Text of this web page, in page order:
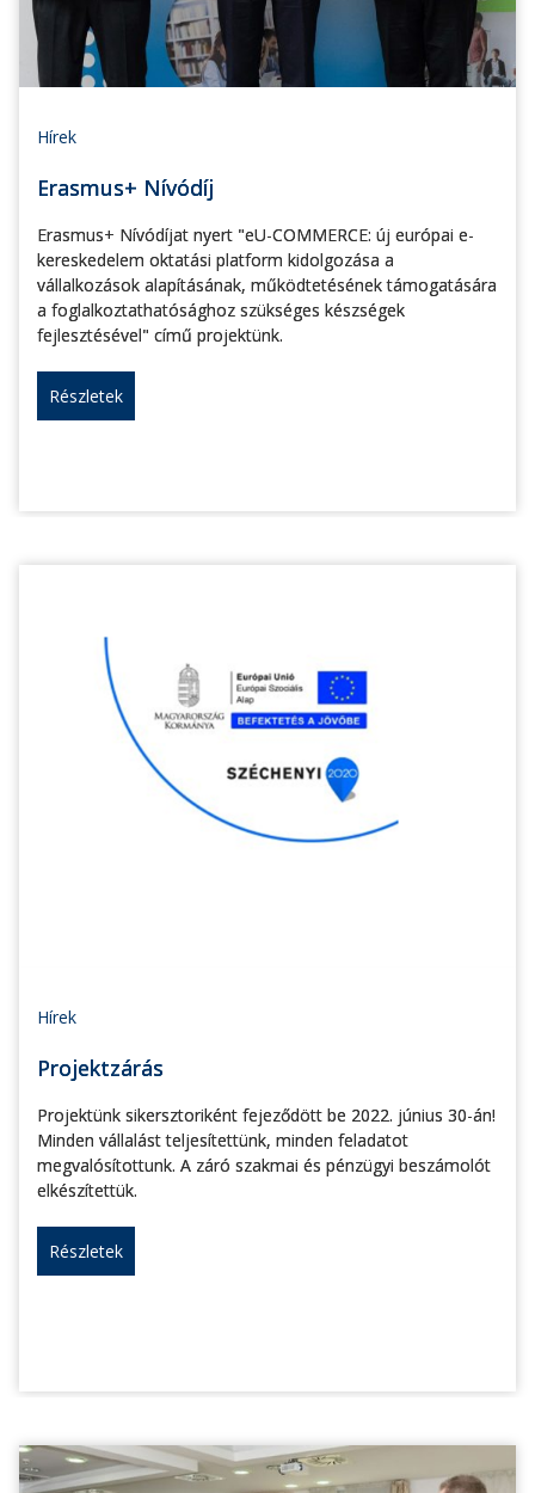
Hírek
Erasmus+ Nívódíj
Erasmus+ Nívódíjat nyert "eU-COMMERCE: új európai e-
kereskedelem oktatási platform kidolgozása a
vállalkozások alapításának, működtetésének támogatására
a foglalkoztathatósághoz szükséges készségek
fejlesztésével" című projektünk.
Részletek
Hírek
Projektzárás
Projektünk sikersztoriként fejeződött be 2022. június 30-án!
Minden vállalást teljesítettünk, minden feladatot
megvalósítottunk. A záró szakmai és pénzügyi beszámolót
elkészítettük.
Részletek